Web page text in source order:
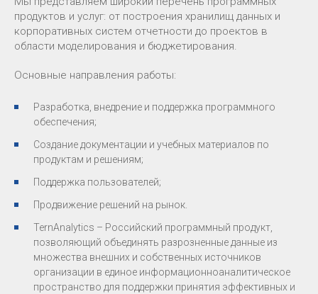
продуктов и услуг: от построения хранилищ данных и
корпоративных систем отчетности до проектов в
области моделирования и бюджетирования.
Основные направления работы:
Разработка, внедрение и поддержка программного
обеспечения;
Создание документации и учебных материалов по
продуктам и решениям;
Поддержка пользователей;
Продвижение решений на рынок.
TernAnalytics – Российский программный продукт,
позволяющий объединять разрозненные данные из
множества внешних и собственных источников
организации в единое информационноаналитическое
пространство для поддержки принятия эффективных и